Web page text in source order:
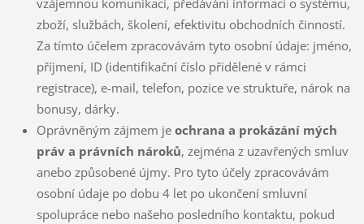
vzájemnou komunikaci, předávání informací o systému,
zboží, službách, školení, efektivitu obchodních činností.
Za tímto účelem zpracovávám tyto osobní údaje: jméno,
příjmení, ID (identifikační číslo přidělené v rámci
registrace), e-mail, telefon, pozice ve struktuře, nárok na
bonusy, dárky.
Oprávněným zájmem je ochrana a prokázání mých
práv a právních nároků, zejména z uzavřených smluv
anebo způsobené újmy. Pro tyto účely zpracovávám
osobní údaje po dobu 4 let po ukončení smluvní
spolupráce nebo našeho posledního kontaktu, pokud